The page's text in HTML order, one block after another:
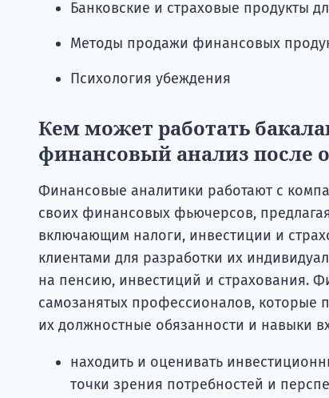
Банковские и страховые продукты
Методы продажи финансовых
Психология убеждения
Кем может работать
финансовый анализ после
Финансовые аналитики работают с
своих финансовых фьючерсов,
включающим налоги, инвестиции и
клиентами для разработки их
на пенсию, инвестиций и страхования.
самозанятых профессионалов, которые
их должностные обязанности и навыки
находить и оценивать
точки зрения потребностей и